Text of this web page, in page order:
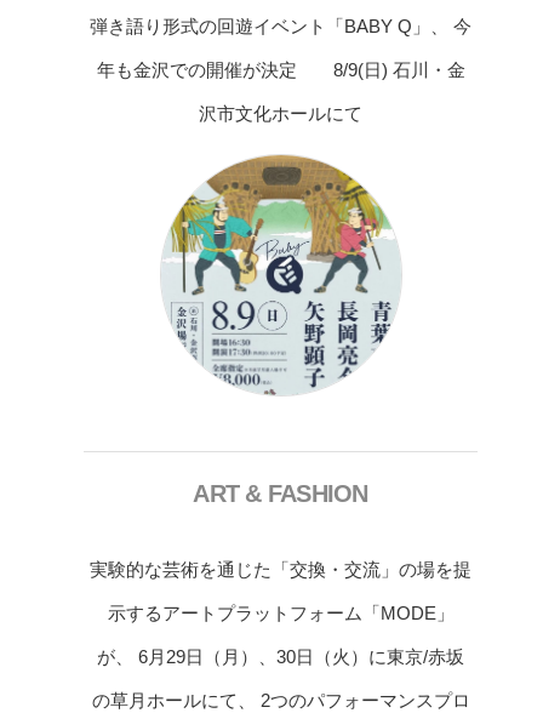
弾き語り形式の回遊イベント「BABY Q」、 今
年も金沢での開催が決定 8/9(日) 石川・金
沢市文化ホールにて
ART & FASHION
実験的な芸術を通じた「交換・交流」の場を提
示するアートプラットフォーム「MODE」
が、 6月29日（月）、30日（火）に東京/赤坂
の草月ホールにて、 2つのパフォーマンスプロ